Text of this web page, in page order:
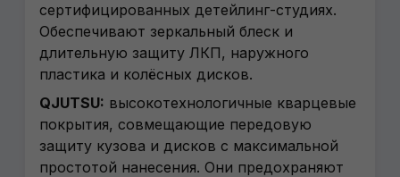
сертифицированных детейлинг-студиях.
Обеспечивают зеркальный блеск и
длительную защиту ЛКП, наружного
пластика и колёсных дисков.
QJUTSU: высокотехнологичные кварцевые
покрытия, совмещающие передовую
защиту кузова и дисков с максимальной
простотой нанесения. Они предохраняют